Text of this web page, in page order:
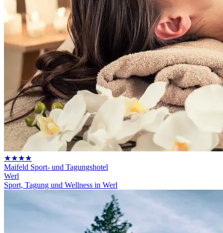
★★★★
Maifeld Sport- und Tagungshotel
Werl
Sport, Tagung und Wellness in Werl